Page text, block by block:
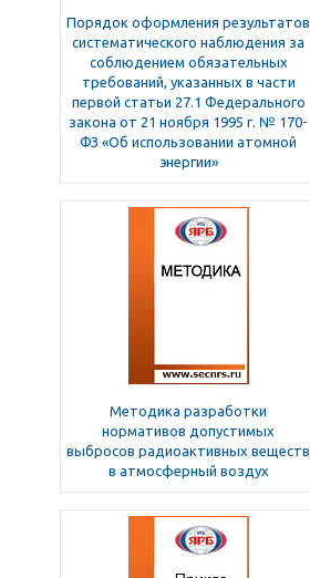
Порядок оформления результатов
систематического наблюдения за
соблюдением обязательных
требований, указанных в части
первой статьи 27.1 Федерального
закона от 21 ноября 1995 г. № 170-
ФЗ «Об использовании атомной
энергии»
Методика разработки
нормативов допустимых
выбросов радиоактивных веществ
в атмосферный воздух